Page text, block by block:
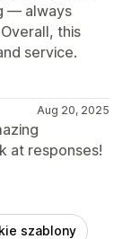
— always
this
service.
Aug 20, 2025
at responses!
szablony